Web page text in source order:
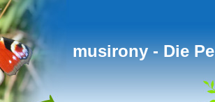
musirony - Die